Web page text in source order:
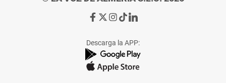
Ir
de
La
Voz
Ir
de
La
Voz
Ir
de
La
Voz
Ir
de
La
Voz
Ir
de
La
Voz
Descarga la APP: